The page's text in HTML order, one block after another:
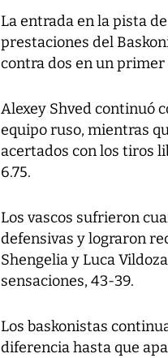
La entrada en la pista
prestaciones del
contra dos en un primer
Alexey Shved continuó
equipo ruso, mientras
acertados con los tiros
6.75.
Los vascos sufrieron
defensivas y lograron
Shengelia y Luca
sensaciones, 43-39.
Los baskonistas
diferencia hasta que